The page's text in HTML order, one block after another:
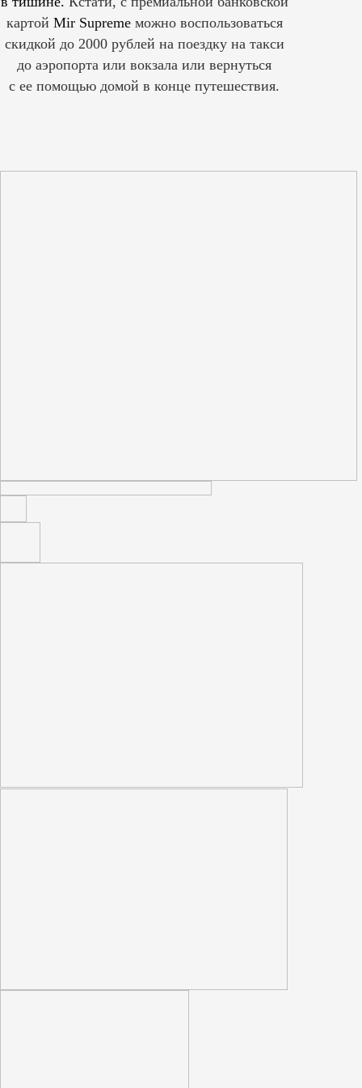
картой Mir Supreme можно воспользоваться
скидкой до 2000 рублей на поездку на такси
до аэропорта или вокзала или вернуться
с ее помощью домой в конце путешествия.